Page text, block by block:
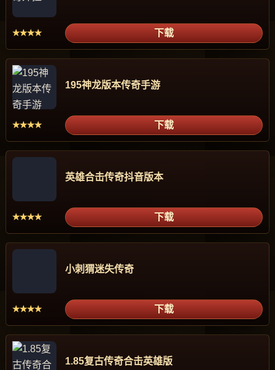
★★★★ 下载
195神龙版本传奇手游
★★★★ 下载
英雄合击传奇抖音版本
★★★★ 下载
小刺猬迷失传奇
★★★★ 下载
1.85复古传奇合击英雄版